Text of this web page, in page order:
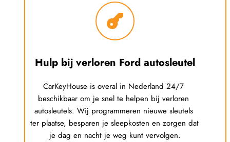
Hulp bij verloren Ford autosleutel
CarKeyHouse is overal in Nederland 24/7
beschikbaar om je snel te helpen bij verloren
autosleutels. Wij programmeren nieuwe sleutels
ter plaatse, besparen je sleepkosten en zorgen dat
je dag en nacht je weg kunt vervolgen.